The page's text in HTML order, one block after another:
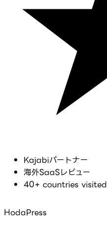
Kajabiパートナー
海外SaaSレビュー
40+ countries visited
HodaPress